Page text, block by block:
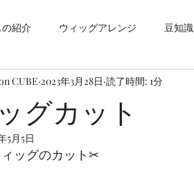
紹介 ウィッグアレンジ 豆知識
グカット
CUBE 2023年3月28日 読了時間: 1分
5月5日
ッグのカット✂